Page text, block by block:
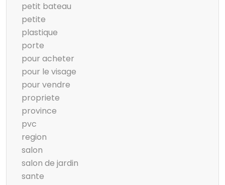
petit bateau
petite
plastique
porte
pour acheter
pour le visage
pour vendre
propriete
province
pvc
region
salon
salon de jardin
sante